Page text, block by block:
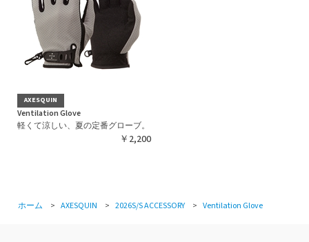
AXESQUIN
Ventilation Glove
軽くて涼しい、夏の定番グローブ。
￥2,200
ホーム > AXESQUIN > 2026S/S ACCESSORY > Ventilation Glove